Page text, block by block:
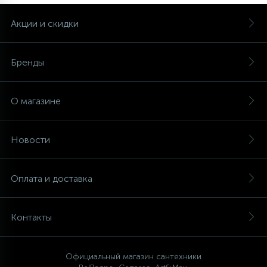
Напольные смесители
Душевые системы
Акции и скидки
Бренды
О магазине
Новости
Оплата и доставка
Контакты
Официальный магазин сантехники